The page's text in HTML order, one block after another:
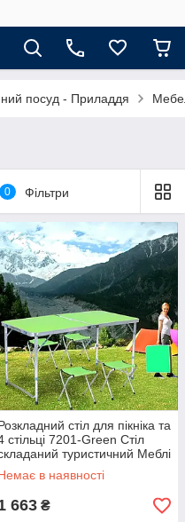
посуд - Приладдя
0 Фільтри
стіл для пікніка та
стільці 7201-Green Стіл
туристичний Меблі
кемпінгу
в наявності
663 ₴